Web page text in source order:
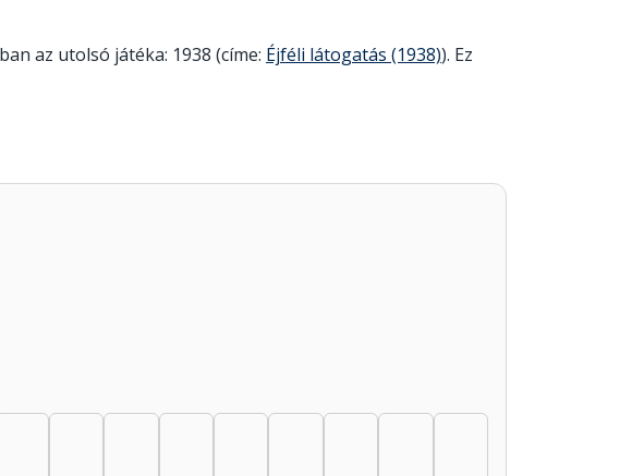
az utolsó játéka: 1938 (címe: Éjféli látogatás (1938)). Ez